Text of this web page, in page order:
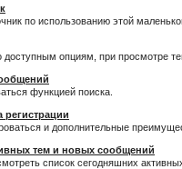
по использованию этой
доступным опциям, при просмотре
функцией поиска.
регистрации
и дополнительные
тем и новых сообщений
список сегодняшних